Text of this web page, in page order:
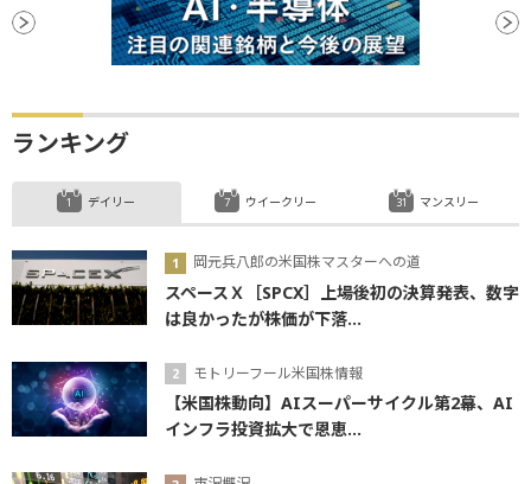
ランキング
デイリー
岡元兵八郎の米国株マスターへの道
スペースＸ［SPCX］上場後初の決算発表、数字
は良かったが株価が下落...
モトリーフール米国株情報
【米国株動向】AIスーパーサイクル第2幕、AI
インフラ投資拡大で恩恵...
ウイークリー マンスリー